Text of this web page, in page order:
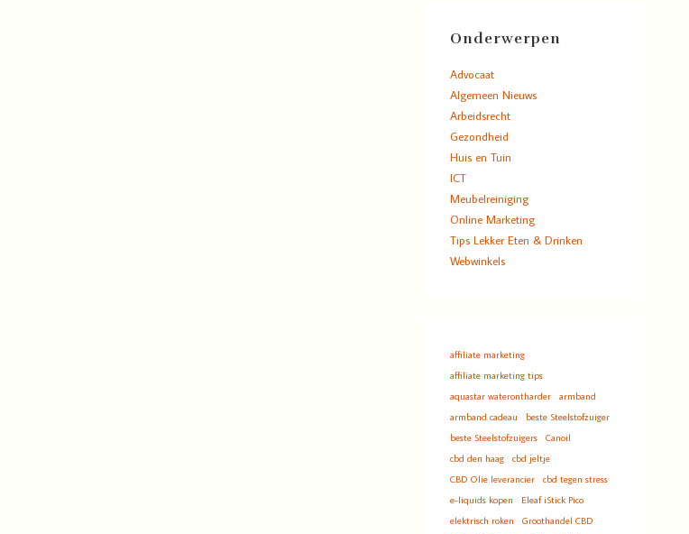
Onderwerpen
Advocaat
Algemeen Nieuws
Arbeidsrecht
Gezondheid
Huis en Tuin
ICT
Meubelreiniging
Online Marketing
Tips Lekker Eten & Drinken
Webwinkels
affiliate marketing
affiliate marketing tips
aquastar waterontharder
armband
armband cadeau
beste Steelstofzuiger
beste Steelstofzuigers
Canoil
cbd den haag
cbd jeltje
CBD Olie leverancier
cbd tegen stress
e-liquids kopen
Eleaf iStick Pico
elektrisch roken
Groothandel CBD